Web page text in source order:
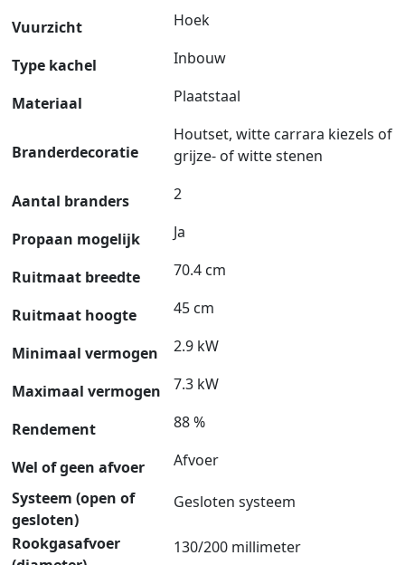
Vuurzicht Hoek
Type kachel Inbouw
Materiaal Plaatstaal
Branderdecoratie
Houtset, witte carrara kiezels of
grijze- of witte stenen
Aantal branders 2
Propaan mogelijk Ja
Ruitmaat breedte 70.4 cm
Ruitmaat hoogte 45 cm
Minimaal vermogen 2.9 kW
Maximaal vermogen 7.3 kW
Rendement 88 %
Wel of geen afvoer
Afvoer
Systeem (open of
gesloten)
Gesloten systeem
Rookgasafvoer
130/200 millimeter